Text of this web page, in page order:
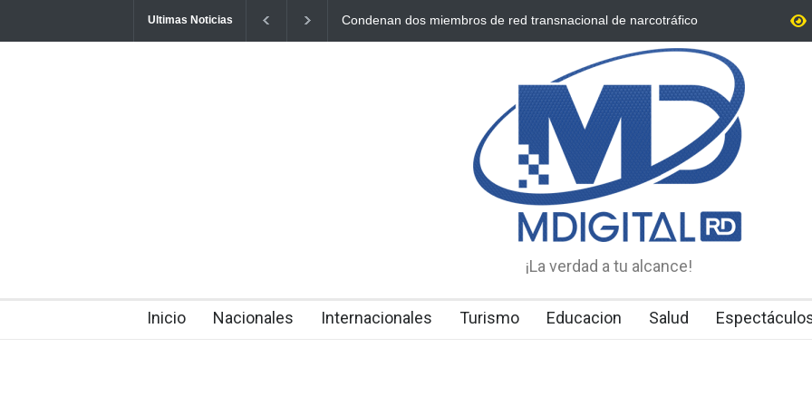
Ultimas Noticias
Aplazan por segunda vez conocimiento de medida de coerción
Detienen 114
¡La verdad a tu alcance!
Inicio Nacionales Internacionales Turismo Educacion Salud